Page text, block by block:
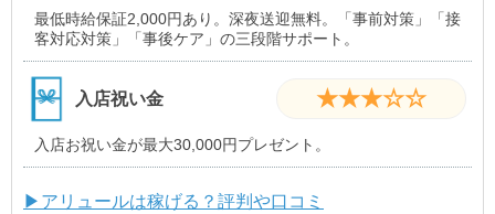
最低時給保証2,000円あり。深夜送迎無料。「事前対策」「接
客対応対策」「事後ケア」の三段階サポート。
入店祝い金 ★★★☆☆
入店お祝い金が最大30,000円プレゼント。
▶アリュールは稼げる？評判や口コミ